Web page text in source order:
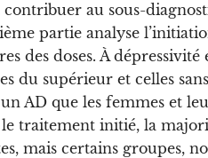
au sous-
partie analyse
des doses. À dépressivité
du supérieur et celles
AD que les femmes et
traitement initié, la
mais certains groupes,